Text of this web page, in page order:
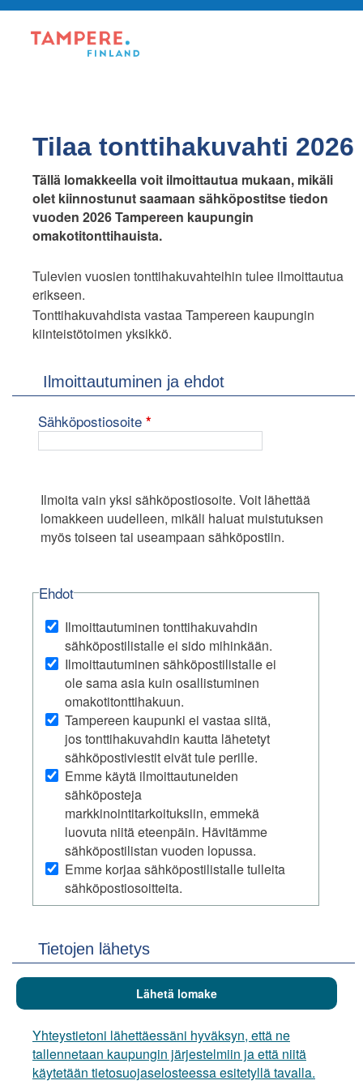
Tilaa tonttihakuvahti 2026
Tällä lomakkeella voit ilmoittautua mukaan, mikäli
olet kiinnostunut saamaan sähköpostitse tiedon
vuoden 2026 Tampereen kaupungin
omakotitonttihauista.
Tulevien vuosien tonttihakuvahteihin tulee ilmoittautua
erikseen.
Tonttihakuvahdista vastaa Tampereen kaupungin
kiinteistötoimen yksikkö.
Ilmoittautuminen ja ehdot
Sähköpostiosoite *
Ilmoita vain yksi sähköpostiosoite. Voit lähettää
lomakkeen uudelleen, mikäli haluat muistutuksen
myös toiseen tai useampaan sähköpostiin.
Ehdot
Ilmoittautuminen tonttihakuvahdin
sähköpostilistalle ei sido mihinkään.
Ilmoittautuminen sähköpostilistalle ei
ole sama asia kuin osallistuminen
omakotitonttihakuun.
Tampereen kaupunki ei vastaa siitä,
jos tonttihakuvahdin kautta lähetetyt
sähköpostiviestit eivät tule perille.
Emme käytä ilmoittautuneiden
sähköposteja
markkinointitarkoituksiin, emmekä
luovuta niitä eteenpäin. Hävitämme
sähköpostilistan vuoden lopussa.
Emme korjaa sähköpostilistalle tulleita
sähköpostiosoitteita.
Tietojen lähetys
Yhteystietoni lähettäessäni hyväksyn, että ne
tallennetaan kaupungin järjestelmiin ja että niitä
käytetään tietosuojaselosteessa esitetyllä tavalla.